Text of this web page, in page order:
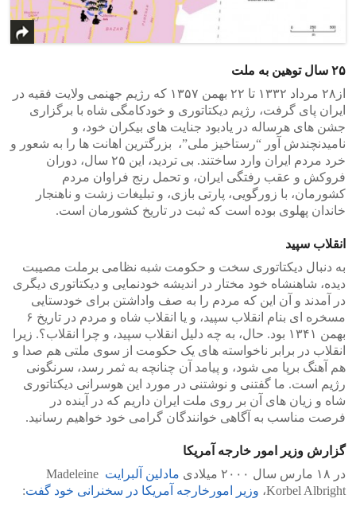
۲۵ سال توهین به ملت
از۲۸ مرداد ۱۳۳۲ تا ۲۲ بهمن ۱۳۵۷ که رژیم جهنمی ولایت فقیه در
ایران پای گرفت، رژیم دیکتاتوری و خودکامگی شاه با برگزاری
جشن های هرساله در یادبود جنایت های بیکران خود، و
نامیدنچندش آور “رستاخیز ملی”، بزرگترین اهانت ها را به شعور و
خرد مردم ایران وارد ساختند. بی تردید، این ۲۵ سال، دوران
فروکش و عقب رفتگی ایران، و تحمل رنج فراوان مردم
کشورمان، با زورگویی، پارتی بازی، و تبلیغات زشت و ناهنجار
خاندان پهلوی بوده است که ثبت در تاریخ کشورمان است.
انقلاب سپید
به دنبال دیکتاتوری سخت و حکومت شبه نظامی برملت مصیبت
دیده، شاهنشاه خود مختار در اندیشه خودنمایی و دیکتاتوری دیگری
در آمدند و آن این که مردم را به صف واداشتن برای خودستایی
مسخره ای بنام انقلاب سپید، و یا انقلاب شاه و مردم در تاریخ ۶
بهمن ۱۳۴۱ بود. حال، به چه دلیل انقلاب سپید، و چرا انقلاب؟. زیرا
انقلاب در برابر ناخواسته های یک حکومت از سوی ملتی هم صدا و
هم آهنگ برپا می شود، و پیامد آن چنانچه به ثمر رسد، سرنگونی
رژیم است. ما گفتنی و نوشتنی در مورد این هوسرانی دیکتاتوری
شاه و زیان های آن بر روی ملت ایران داریم که در آینده در
فرصت مناسب به آگاهی خوانندگان گرامی خود خواهیم رسانید.
گزارش وزیر امور خارجه آمریکا
در ۱۸ مارس سال ۲۰۰۰ میلادی
مادلین آلبرایت Madeleine
Korbel Albright، وزیر امورخارجه آمریکا در سخنرانی خود گفت: